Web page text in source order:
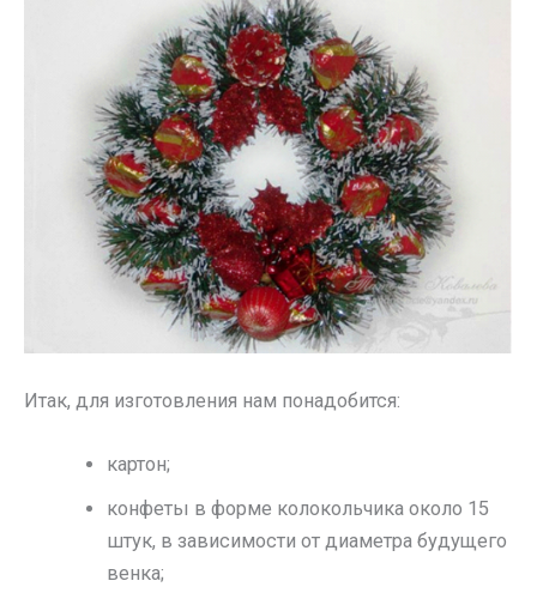
Итак, для изготовления нам понадобится:
картон;
конфеты в форме колокольчика около 15
штук, в зависимости от диаметра будущего
венка;